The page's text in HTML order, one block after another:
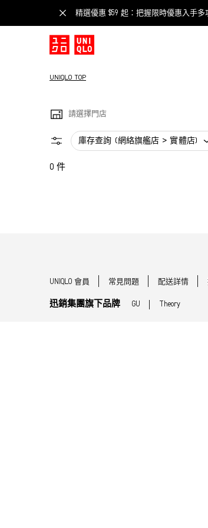
精選優惠 $59 起：把握限時優惠入手多
UNIQLO TOP
請選擇門店
庫存查詢 (網絡旗艦店 > 實體店)
0 件
UNIQLO 會員 常見問題 配送詳情
迅銷集團旗下品牌 GU Theory